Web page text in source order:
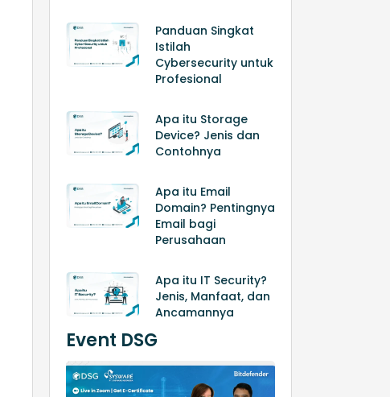
Panduan Singkat
Istilah
Cybersecurity untuk
Profesional
Apa itu Storage
Device? Jenis dan
Contohnya
Apa itu Email
Domain? Pentingnya
Email bagi
Perusahaan
Apa itu IT Security?
Jenis, Manfaat, dan
Ancamannya
Event DSG